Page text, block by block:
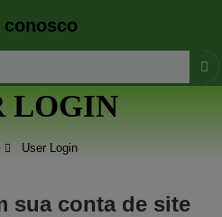
conosco
LOGIN
User Login
sua conta de site